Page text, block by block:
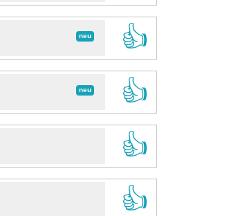
neu
👍
neu
👍
👍
👍